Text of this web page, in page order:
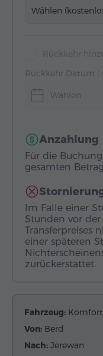
Wählen
Rückkehr Datum |
Wählen
Anzahlung
Für die
gesamten
Im Falle einer
Stunden vor der
Transferpreises
einer späteren
zurückerstattet.
Fahrzeug:
Von: Berd
Nach: Jerewan